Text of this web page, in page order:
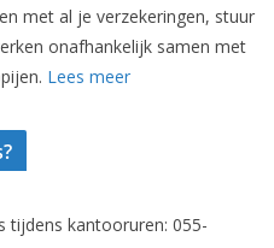
met al je verzekeringen, stuur
onafhankelijk samen met
Lees meer
tijdens kantooruren: 055-